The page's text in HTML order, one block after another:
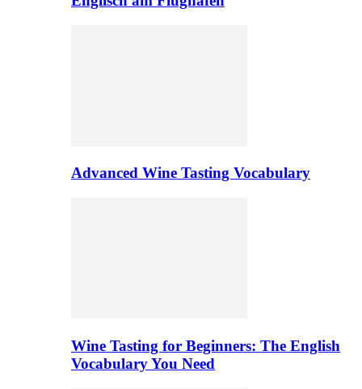
Advanced Wine Tasting Vocabulary
Wine Tasting for Beginners: The English
Vocabulary You Need